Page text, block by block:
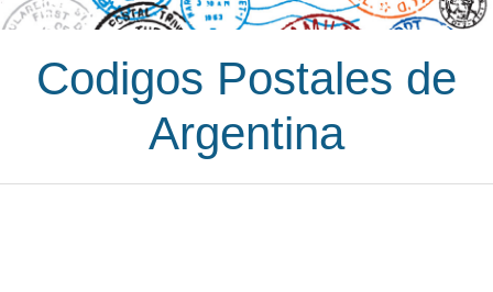
Codigos Postales de
Argentina